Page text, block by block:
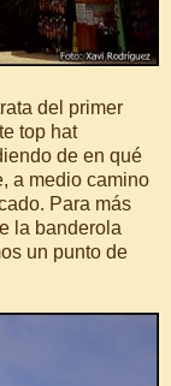
del primer
top hat
de en qué
a medio camino
Para más
la banderola
un punto de